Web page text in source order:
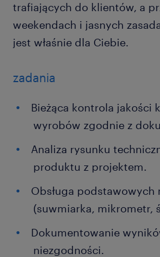
trafiających do klientów, a
weekendach i jasnych
jest właśnie dla Ciebie.
zadania
Bieżąca kontrola jakości
wyrobów zgodnie z
Analiza rysunku
produktu z projektem.
Obsługa
(suwmiarka, mikrometr,
Dokumentowanie
niezgodności.